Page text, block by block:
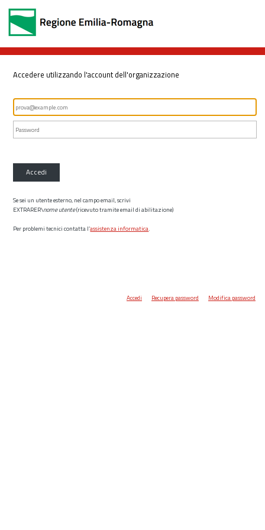
Accedere utilizzando l'account dell'organizzazione
Accedi
Se sei un utente esterno, nel campo email, scrivi
EXTRARER\nome utente(ricevuto tramite email di abilitazione)
Per problemi tecnici contatta l’assistenza informatica.
Accedi Recupera password Modifica password